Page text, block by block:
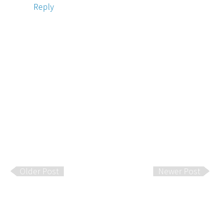
Reply
Newer Post
Older Post